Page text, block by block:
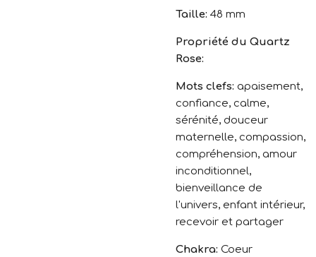
Taille: 48 mm
Propriété du Quartz
Rose:
Mots clefs: apaisement,
confiance, calme,
sérénité, douceur
maternelle, compassion,
compréhension, amour
inconditionnel,
bienveillance de
l'univers, enfant intérieur,
recevoir et partager
Chakra: Coeur